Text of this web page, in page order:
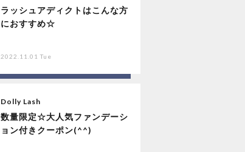
ラッシュアディクトはこんな方
におすすめ☆
2022.11.01 Tue
Dolly Lash
数量限定☆大人気ファンデーシ
ョン付きクーポン(^^)